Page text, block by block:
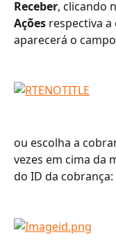
Receber, clicando
Ações respectiva
aparecerá o
ou escolha a
vezes em cima da
do ID da cobrança: